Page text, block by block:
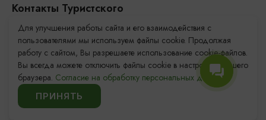
Контакты Туристского
информационного центра
+7 (4012) 555-200
8 (800) 200-55-39
info@visit-kaliningrad.ru
Для улучшения работы сайта и его взаимодействия с
пользователями мы используем файлы cookie. Продолжая
работу с сайтом, Вы разрешаете использование cookie-файлов.
Вы всегда можете отключить файлы cookie в настройках Вашего
браузера. Согласие на обработку персональных данных.
ПРИНЯТЬ